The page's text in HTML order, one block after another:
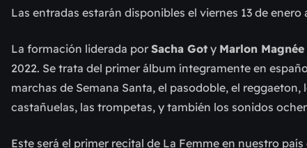
Las entradas estarán disponibles el viernes 13 de enero
La formación liderada por Sacha Got y Marlon Magnée
2022. Se trata del primer álbum íntegramente en
marchas de Semana Santa, el pasodoble, el
castañuelas, las trompetas, y también los sonidos
Este será el primer recital de La Femme en nuestro